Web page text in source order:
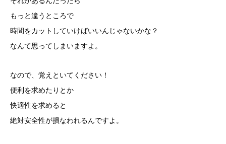
もっと違うところで
時間をカットしていけばいいんじゃないかな？
なんて思ってしまいますよ。
なので、覚えといてください！
便利を求めたりとか
快適性を求めると
絶対安全性が損なわれるんですよ。